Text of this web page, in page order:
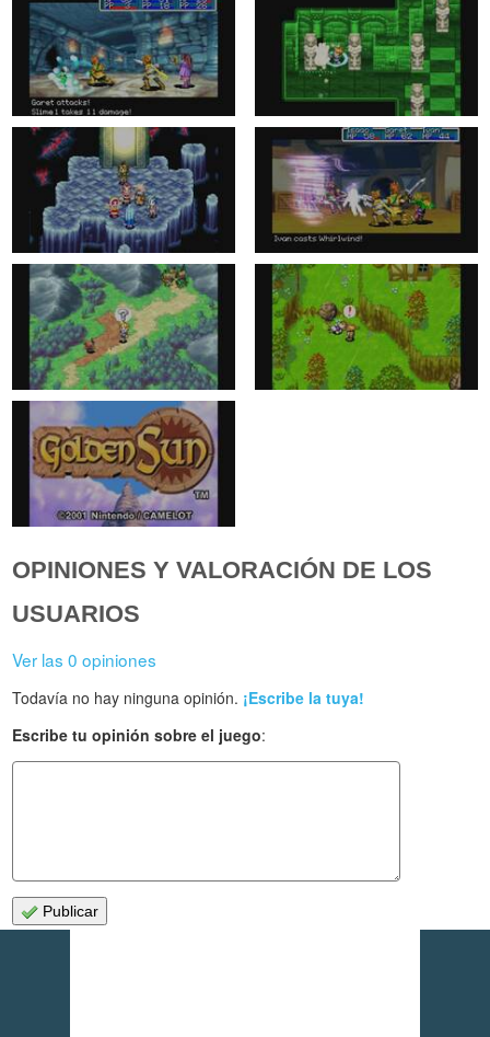
OPINIONES Y VALORACIÓN DE LOS
USUARIOS
Ver las 0 opiniones
Todavía no hay ninguna opinión. ¡Escribe la tuya!
Escribe tu opinión sobre el juego:
Publicar